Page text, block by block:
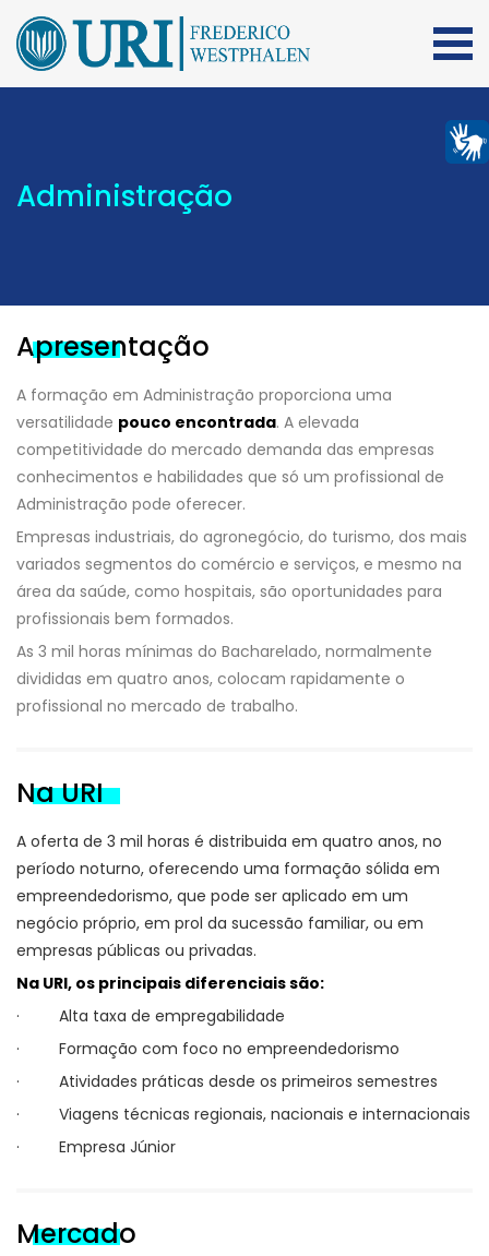
Administração
Apresentação
A formação em Administração proporciona uma
versatilidade pouco encontrada. A elevada
competitividade do mercado demanda das empresas
conhecimentos e habilidades que só um profissional de
Administração pode oferecer.
Empresas industriais, do agronegócio, do turismo, dos mais
variados segmentos do comércio e serviços, e mesmo na
área da saúde, como hospitais, são oportunidades para
profissionais bem formados.
As 3 mil horas mínimas do Bacharelado, normalmente
divididas em quatro anos, colocam rapidamente o
profissional no mercado de trabalho.
Na URI
A oferta de 3 mil horas é distribuida em quatro anos, no
período noturno, oferecendo uma formação sólida em
empreendedorismo, que pode ser aplicado em um
negócio próprio, em prol da sucessão familiar, ou em
empresas públicas ou privadas.
Na URI, os principais diferenciais são:
· Alta taxa de empregabilidade
· Formação com foco no empreendedorismo
· Atividades práticas desde os primeiros semestres
· Viagens técnicas regionais, nacionais e internacionais
· Empresa Júnior
Mercado